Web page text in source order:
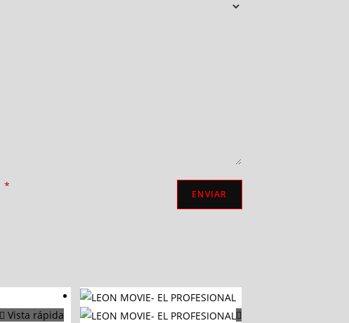
*
Vista rápida